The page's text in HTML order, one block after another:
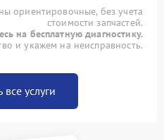
ориентировочные, без учета
стоимости запчастей.
на бесплатную диагностику.
и укажем на неисправность.
все услуги